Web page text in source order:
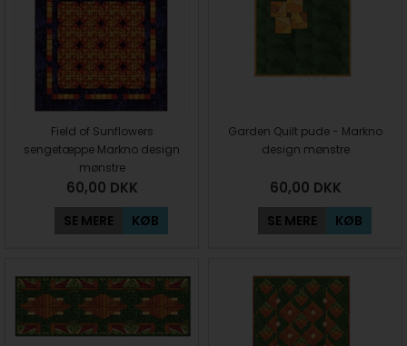
Field of Sunflowers
sengetæppe Markno design
mønstre
60,00 DKK
SE MERE KØB
Garden Quilt pude - Markno
design mønstre
60,00 DKK
SE MERE KØB